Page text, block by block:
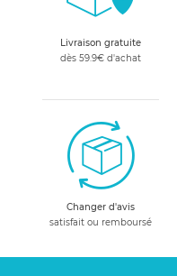
Livraison gratuite
dès 59.9€ d'achat
Changer d'avis
satisfait ou remboursé